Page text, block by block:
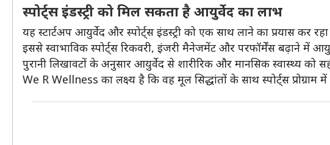
स्पोर्ट्स इंडस्ट्री को मिल सकता है आयुर्वेद का लाभ
यह स्टार्टअप आयुर्वेद और स्पोर्ट्स इंडस्ट्री को एक साथ लाने का प्रयास कर रहा
इससे स्वाभाविक स्पोर्ट्स रिकवरी, इंजरी मैनेजमेंट और परफॉर्मेंस बढ़ाने में
पुरानी लिखावटों के अनुसार आयुर्वेद से शारीरिक और मानसिक स्वास्थ्य को
We R Wellness का लक्ष्य है कि वह मूल सिद्धांतों के साथ स्पोर्ट्स